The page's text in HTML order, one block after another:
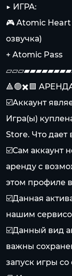
▶️ ИГРА:
🎮 Atomic Heart
озвучка)
+ Atomic Pass
🔺🟢✖️🟪
☑️Аккаунт
Игра(ы)
Store. Что дает
☑️Сам аккаунт
аренду с
этом профиле
☑️Данная
нашим
☑️Данный вид
важны
запуск игры со